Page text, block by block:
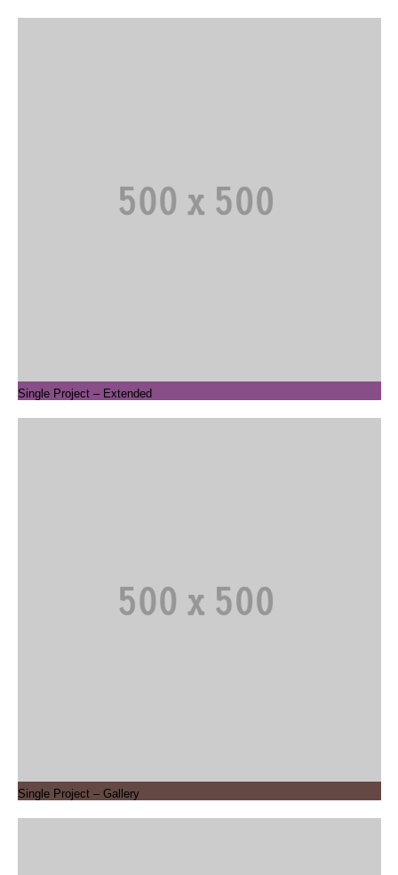
Single Project – Extended
Single Project – Gallery